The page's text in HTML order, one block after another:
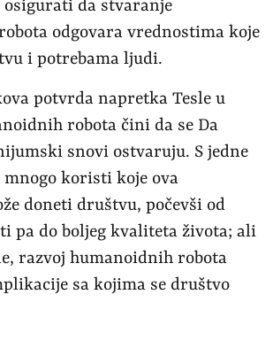
osigurati da stvaranje
odgovara vrednostima koje
i potrebama ljudi.
potvrda napretka Tesle u
robota čini da se Da
snovi ostvaruju. S jedne
koristi koje ova
doneti društvu, počevši od
pa do boljeg kvaliteta života; ali
razvoj humanoidnih robota
sa kojima se društvo